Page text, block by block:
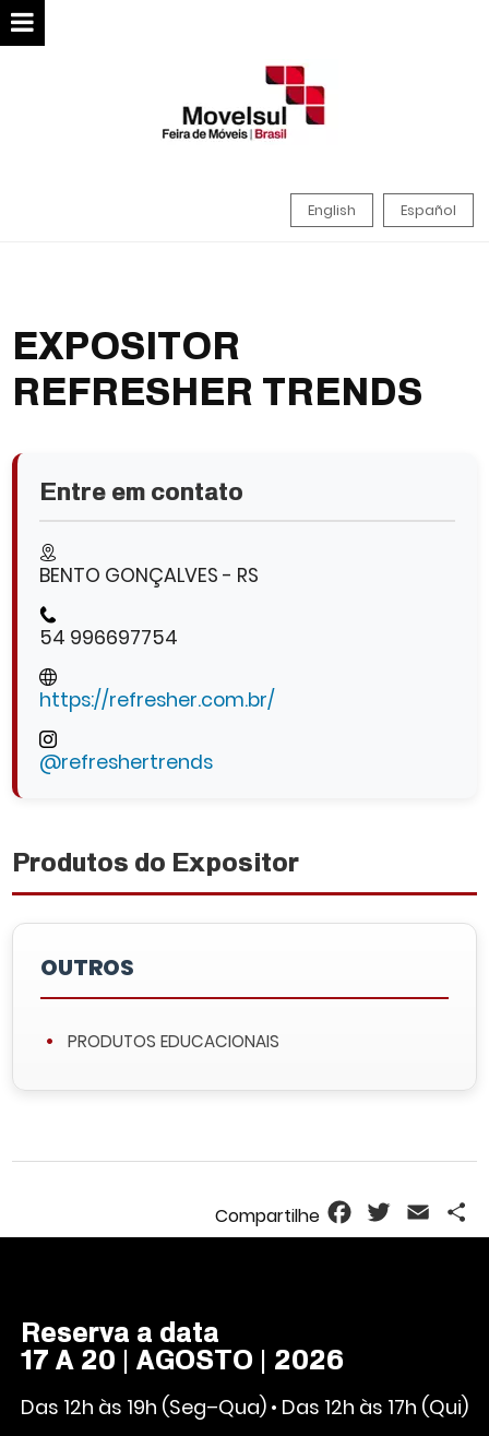
English Español
EXPOSITOR
REFRESHER TRENDS
Entre em contato
BENTO GONÇALVES - RS
54 996697754
https://refresher.com.br/
@refreshertrends
Produtos do Expositor
OUTROS
PRODUTOS EDUCACIONAIS
FacebookTwitterEmail
Reserva a data
17 A 20 | AGOSTO | 2026
Das 12h às 19h (Seg–Qua) • Das 12h às 17h (Qui)